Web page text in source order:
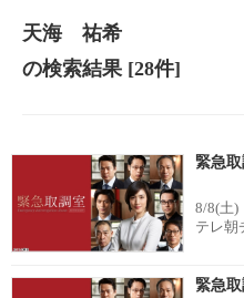
天海 祐希
の検索結果[28件]
緊急
8/8(土)
テレ朝
緊急